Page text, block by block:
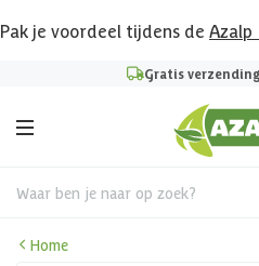
Pak je voordeel tijdens de Azalp
Gratis verzending
Waar ben je naar op zoek?
Home